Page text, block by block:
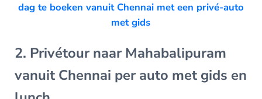
dag te boeken vanuit Chennai met een privé-auto
met gids
2. Privétour naar Mahabalipuram
vanuit Chennai per auto met gids en